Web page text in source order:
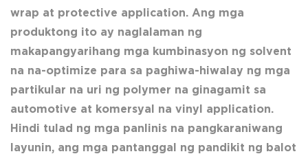
wrap at protective application. Ang mga
produktong ito ay naglalaman ng
makapangyarihang mga kumbinasyon ng solvent
na na-optimize para sa paghiwa-hiwalay ng mga
partikular na uri ng polymer na ginagamit sa
automotive at komersyal na vinyl application.
Hindi tulad ng mga panlinis na pangkaraniwang
layunin, ang mga pantanggal ng pandikit ng balot